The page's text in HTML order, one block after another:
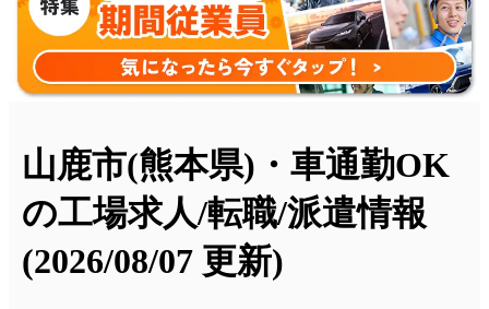
山鹿市(熊本県)・車通勤OK
の工場求人/転職/派遣情報
(2026/08/07 更新)